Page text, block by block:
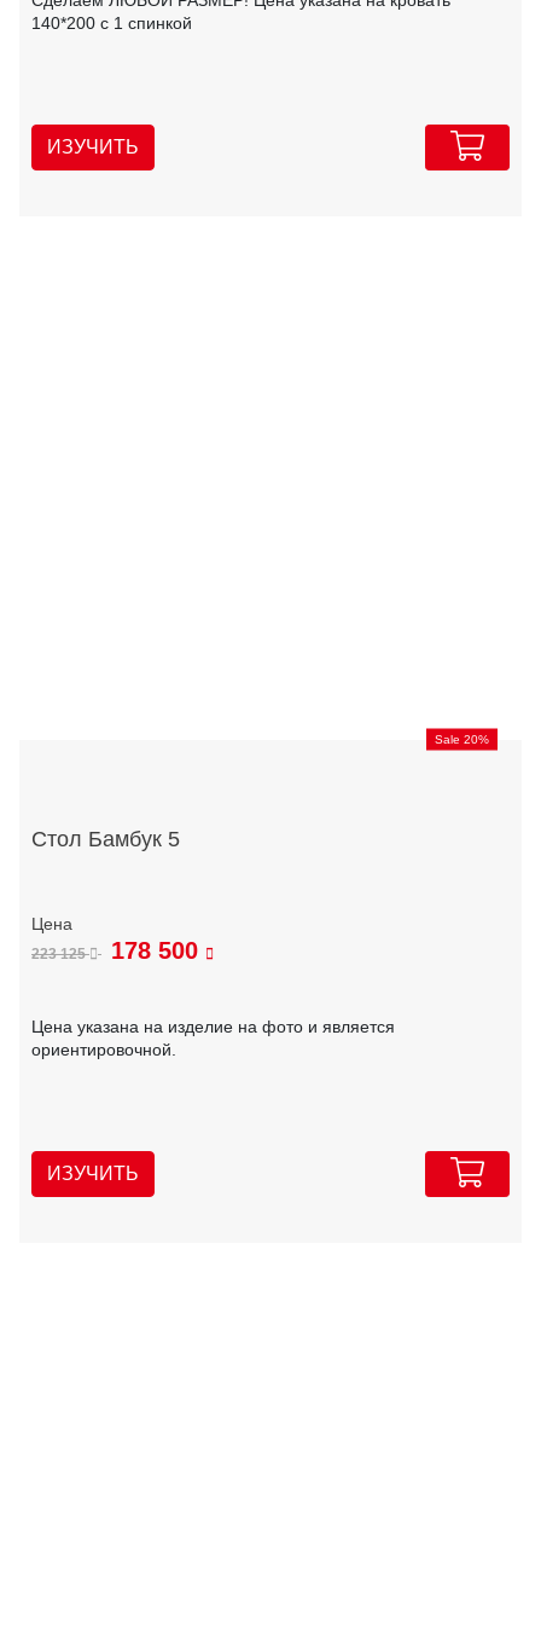
140*200 с 1 спинкой
ИЗУЧИТЬ
Sale 20%
Стол Бамбук 5
223 125 178 500
Цена указана на изделие на фото и является
ориентировочной.
ИЗУЧИТЬ